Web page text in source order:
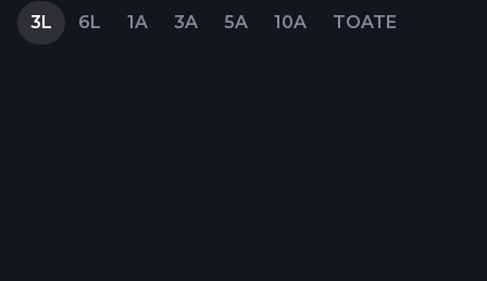
3L 6L 1A 3A 5A 10A TOATE